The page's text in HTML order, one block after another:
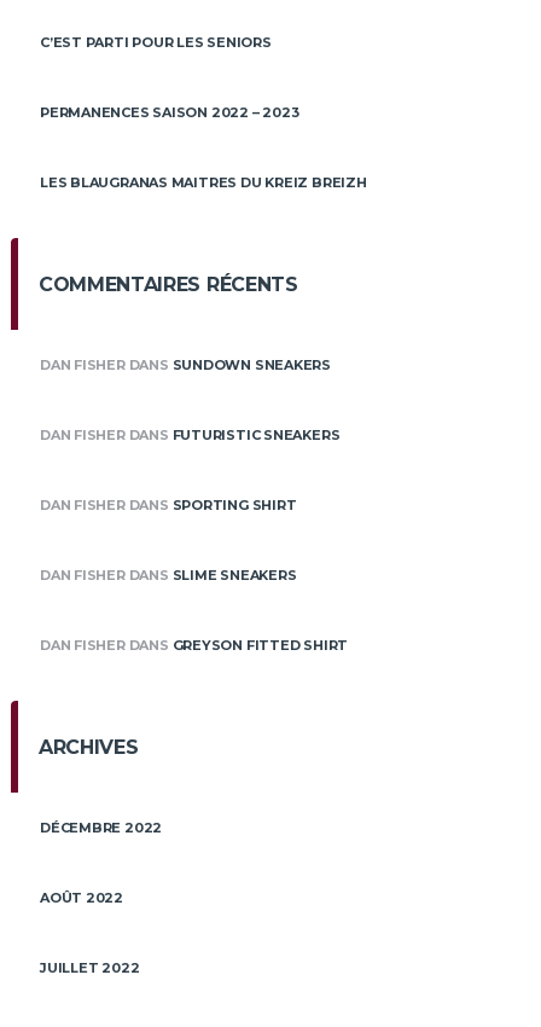
C’EST PARTI POUR LES SENIORS
PERMANENCES SAISON 2022 – 2023
LES BLAUGRANAS MAITRES DU KREIZ BREIZH
COMMENTAIRES RÉCENTS
DAN FISHERDANS SUNDOWN SNEAKERS
DAN FISHERDANS FUTURISTIC SNEAKERS
DAN FISHERDANS SPORTING SHIRT
DAN FISHERDANS SLIME SNEAKERS
DAN FISHERDANS GREYSON FITTED SHIRT
ARCHIVES
DÉCEMBRE 2022
AOÛT 2022
JUILLET 2022